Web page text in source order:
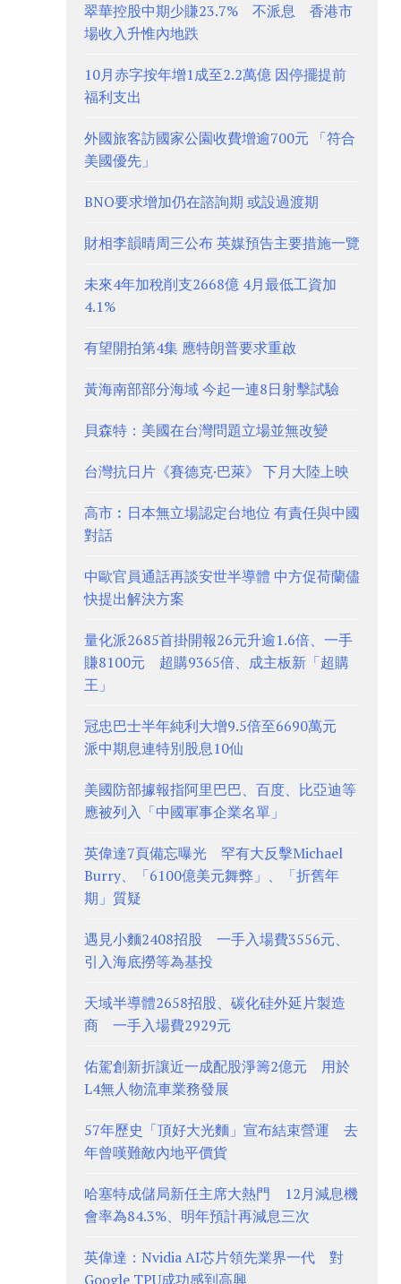
翠華控股中期少賺23.7% 不派息 香港市
場收入升惟內地跌
10月赤字按年增1成至2.2萬億 因停擺提前
福利支出
外國旅客訪國家公園收費增逾700元 「符合
美國優先」
BNO要求增加仍在諮詢期 或設過渡期
財相李韻晴周三公布 英媒預告主要措施一覽
未來4年加稅削支2668億 4月最低工資加
4.1%
有望開拍第4集 應特朗普要求重啟
黃海南部部分海域 今起一連8日射擊試驗
貝森特：美國在台灣問題立場並無改變
台灣抗日片《賽德克·巴萊》 下月大陸上映
高市︰日本無立場認定台地位 有責任與中國
對話
中歐官員通話再談安世半導體 中方促荷蘭儘
快提出解決方案
量化派2685首掛開報26元升逾1.6倍、一手
賺8100元 超購9365倍、成主板新「超購
王」
冠忠巴士半年純利大增9.5倍至6690萬元
派中期息連特別股息10仙
美國防部據報指阿里巴巴、百度、比亞迪等
應被列入「中國軍事企業名單」
英偉達7頁備忘曝光 罕有大反擊Michael
Burry、「6100億美元舞弊」、「折舊年
期」質疑
遇見小麵2408招股 一手入場費3556元、
引入海底撈等為基投
天域半導體2658招股、碳化硅外延片製造
商 一手入場費2929元
佑駕創新折讓近一成配股淨籌2億元 用於
L4無人物流車業務發展
57年歷史「頂好大光麵」宣布結束營運 去
年曾嘆難敵內地平價貨
哈塞特成儲局新任主席大熱門 12月減息機
會率為84.3%、明年預計再減息三次
英偉達：Nvidia AI芯片領先業界一代 對
Google TPU成功感到高興